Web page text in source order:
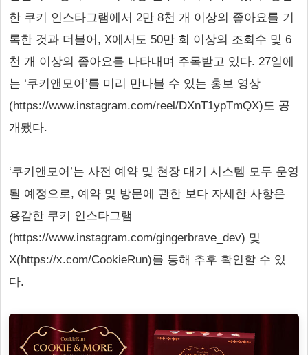
한 쿠키 인스타그램에서 2만 8천 개 이상의 좋아요를 기
록한 것과 더불어, X에서도 50만 회 이상의 조회수 및 6
천 개 이상의 좋아요를 나타내며 주목받고 있다. 27일에
는 ‘쿠키앤모어’를 미리 만나볼 수 있는 홍보 영상
(https://www.instagram.com/reel/DXnT1ypTmQX)도 공
개됐다.
‘쿠키앤모어’는 사전 예약 및 현장 대기 시스템 모두 운영
될 예정으로, 예약 및 방문에 관한 보다 자세한 사항은
용감한 쿠키 인스타그램
(https://www.instagram.com/gingerbrave_dev) 및
X(https://x.com/CookieRun)를 통해 추후 확인할 수 있
다.